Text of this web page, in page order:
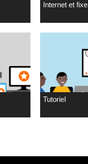
Internet et fixe
Tutoriel